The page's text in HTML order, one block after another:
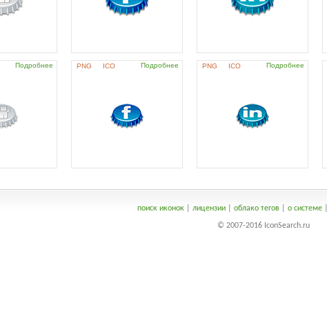
Подробнее PNG ICO Подробнее PNG ICO Подробнее
поиск иконок| лицензии| облако тегов| о системе|
© 2007-2016 IconSearch.ru